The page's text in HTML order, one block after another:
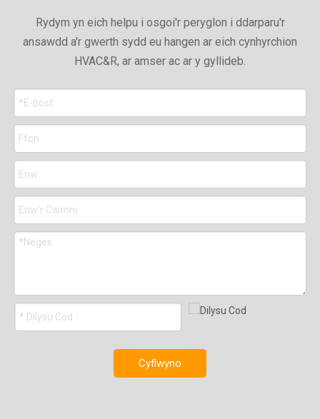
Rydym yn eich helpu i osgoi'r peryglon i ddarparu'r
ansawdd a'r gwerth sydd eu hangen ar eich cynhyrchion
HVAC&R, ar amser ac ar y gyllideb.
Cyflwyno